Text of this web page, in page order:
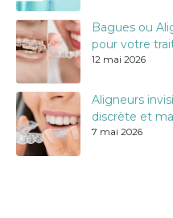
Bagues ou
pour votre
12 mai 2026
Aligneurs
discrète et
7 mai 2026